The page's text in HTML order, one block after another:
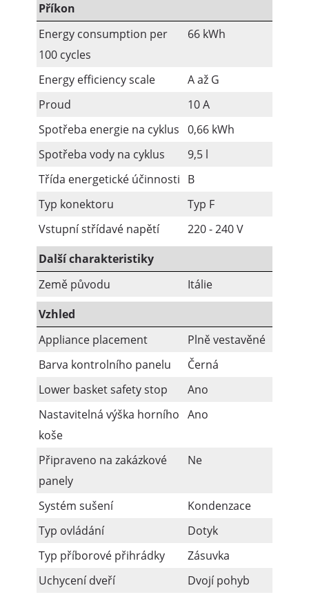
Příkon
Energy consumption per
100 cycles
66 kWh
Energy efficiency scale
A až G
Proud
10 A
Spotřeba energie na cyklus 0,66 kWh
Spotřeba vody na cyklus
9,5 l
Třída energetické účinnosti B
Typ konektoru
Typ F
Vstupní střídavé napětí
220 - 240 V
Další charakteristiky
Země původu
Itálie
Vzhled
Appliance placement
Plně vestavěné
Barva kontrolního panelu
Černá
Lower basket safety stop
Ano
Nastavitelná výška horního
koše
Ano
Připraveno na zakázkové
panely
Ne
Systém sušení
Kondenzace
Typ ovládání
Dotyk
Typ příborové přihrádky
Zásuvka
Uchycení dveří
Dvojí pohyb